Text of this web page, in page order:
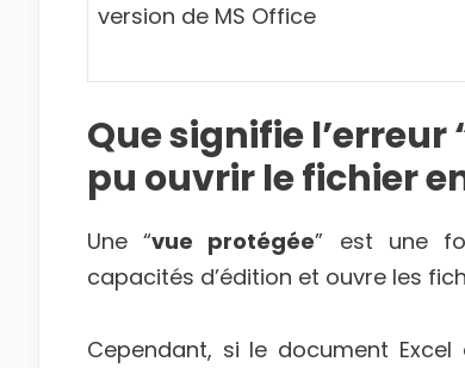
version de MS Office
Que signifie l’erreur
pu ouvrir le fichier
Une “vue protégée” est une
capacités d’édition et ouvre les
Cependant, si le document